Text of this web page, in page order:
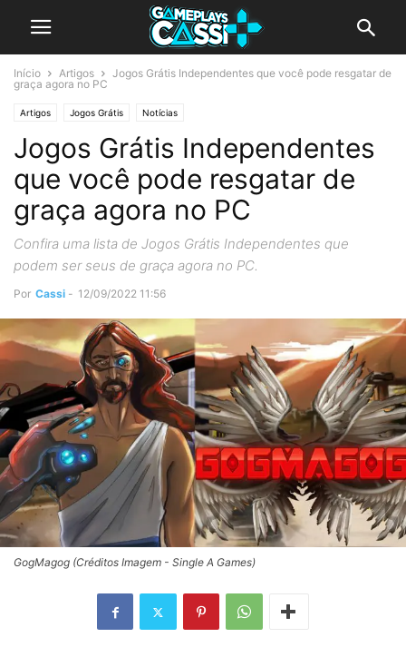
Início Artigos
Jogos Grátis Independentes que você pode resgatar de
graça agora no PC
Artigos Jogos Grátis Notícias
Jogos Grátis Independentes
que você pode resgatar de
graça agora no PC
Confira uma lista de Jogos Grátis Independentes que
podem ser seus de graça agora no PC.
Por Cassi - 12/09/2022 11:56
GogMagog (Créditos Imagem - Single A Games)